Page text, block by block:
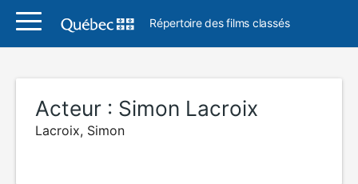
Répertoire des films classés
Acteur : Simon Lacroix
Lacroix, Simon